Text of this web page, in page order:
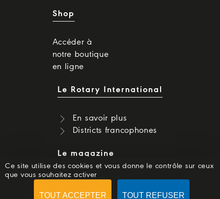
Shop
Accéder à
notre boutique
en ligne
Le Rotary International
En savoir plus
Districts francophones
Le magazine
Dernier numéro
Numéros précédents
Ce site utilise des cookies et vous donne le contrôle sur ceux
que vous souhaitez activer
TOUT ACCEPTER TOUT REFUSER